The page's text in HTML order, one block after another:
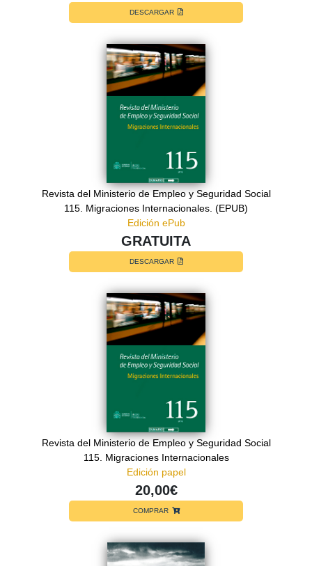
DESCARGAR
Revista del Ministerio de Empleo y Seguridad Social
115. Migraciones Internacionales. (EPUB)
Edición ePub
GRATUITA
DESCARGAR
Revista del Ministerio de Empleo y Seguridad Social
115. Migraciones Internacionales
Edición papel
20,00€
COMPRAR